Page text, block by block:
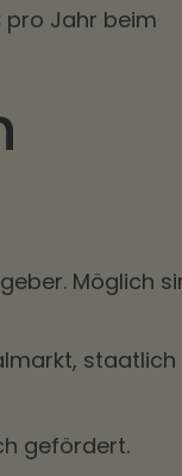
Jahr beim
Möglich
staatlich
gefördert.